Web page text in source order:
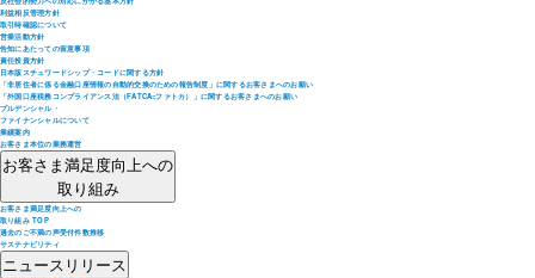
利益相反管理方針
取引時確認について
営業活動方針
告知にあたっての留意事項
責任投資方針
日本版スチュワードシップ・コードに関する方針
「非居住者に係る金融口座情報の自動的交換のための報告制度」に関するお客さまへのお願い
「外国口座税務コンプライアンス法（FATCA=ファトカ）」に関するお客さまへのお願い
プルデンシャル・
ファイナンシャルについて
業績案内
お客さま本位の業務運営
お客さま満足度向上への
取り組み
お客さま満足度向上への
取り組み TOP
過去のご不満の声受付件数推移
サステナビリティ
ニュースリリース